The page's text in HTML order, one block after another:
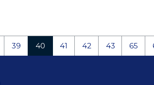
39 40 41 42 43 65